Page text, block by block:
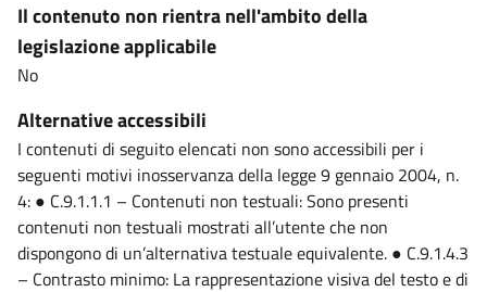
Il contenuto non rientra nell'ambito della
legislazione applicabile
No
Alternative accessibili
I contenuti di seguito elencati non sono accessibili per i
seguenti motivi inosservanza della legge 9 gennaio 2004, n.
4: ● C.9.1.1.1 – Contenuti non testuali: Sono presenti
contenuti non testuali mostrati all’utente che non
dispongono di un’alternativa testuale equivalente. ● C.9.1.4.3
– Contrasto minimo: La rappresentazione visiva del testo e di